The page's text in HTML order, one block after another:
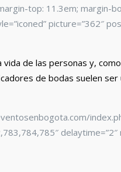
top: 11.3em;
picture=”362″
de las personas y,
de bodas suelen